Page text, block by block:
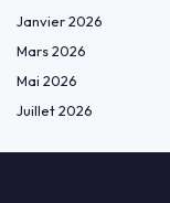
Janvier 2026
Mars 2026
Mai 2026
Juillet 2026